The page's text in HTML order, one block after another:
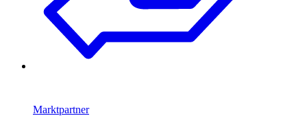
Marktpartner